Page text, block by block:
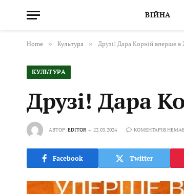
ВІЙНА
Home » Культура » Друзі! Дара Корній вперше
КУЛЬТУРА
Друзі! Дара
АВТОР:EDITOR 22.03.2024 КОМЕНТАРІВ НЕМАЄ
Facebook Twitter